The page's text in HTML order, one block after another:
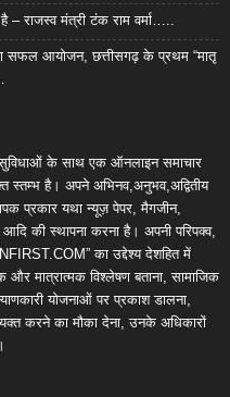
– राजस्व मंत्री टंक राम वर्मा…..
सफल आयोजन, छत्तीसगढ़ के प्रथम “मातृ
के साथ एक ऑनलाइन समाचार
स्तम्भ है। अपने अभिनव,अनुभव,अद्वितीय
प्रकार यथा न्यूज़ पेपर, मैगजीन,
की स्थापना करना है। अपनी परिपक्व,
का उद्देश्य देशहित में
मात्रात्मक विश्लेषण बताना, सामाजिक
योजनाओं पर प्रकाश डालना,
करने का मौका देना, उनके अधिकारों